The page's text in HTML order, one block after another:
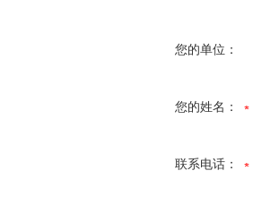
您的单位：
您的姓名：
联系电话：